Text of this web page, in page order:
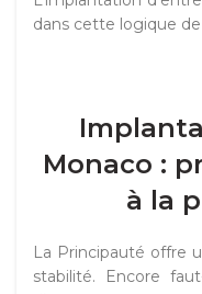
dans cette logique
Monaco :
à la
La Principauté offre
stabilité. Encore